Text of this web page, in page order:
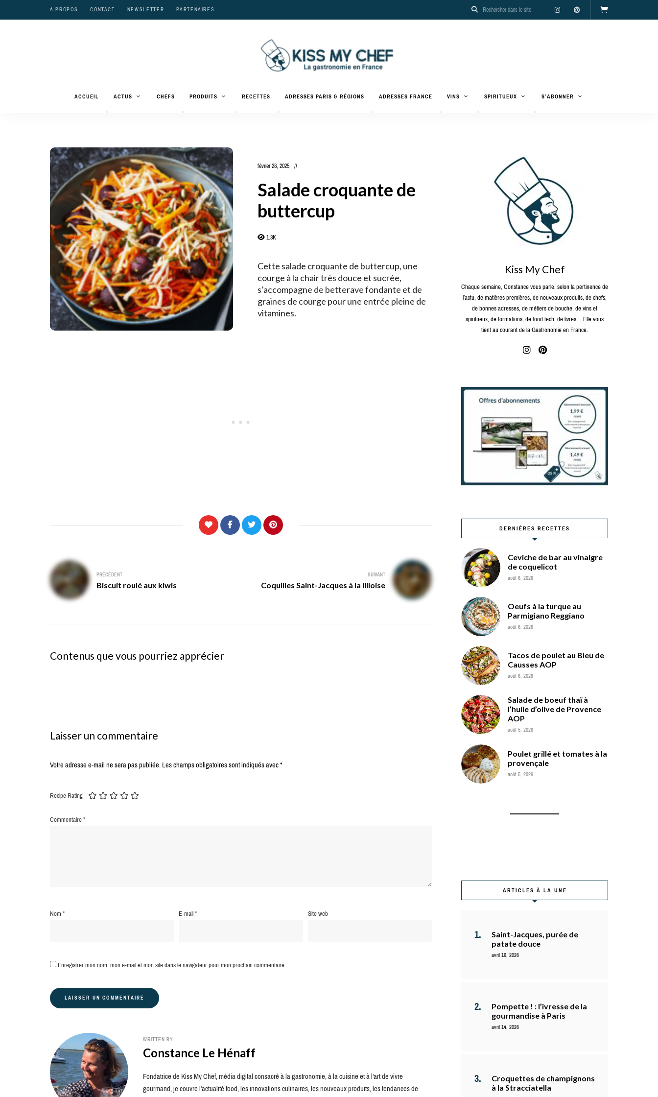
A PROPOS CONTACT NEWSLETTER PARTENAIRES
Kiss
Chef
gastronomiques
et
ACCUEIL ACTUS CHEFS PRODUITS RECETTES ADRESSES PARIS & RÉGIONS ADRESSES FRANCE VINS SPIRITUEUX S’ABONNER
février 28, 2025
Salade croquante de
buttercup
1.3K
Cette salade croquante de buttercup, une
courge à la chair très douce et sucrée,
s’accompagne de betterave fondante et de
graines de courge pour une entrée pleine de
vitamines.
Navigation
de
l’article
PRÉCÉDENT
Biscuit roulé aux kiwis
SUIVANT
Coquilles Saint-Jacques à la lilloise
Contenus que vous pourriez apprécier
Laisser un commentaire
Votre adresse e-mail ne sera pas publiée.Les champs obligatoires sont indiqués avec*
Recipe Rating
Commentaire*
Nom* E-mail* Site web
Enregistrer mon nom, mon e-mail et mon site dans le navigateur pour mon prochain commentaire.
WRITTEN BY
Constance Le Hénaff
Fondatrice de Kiss My Chef, média digital consacré à la gastronomie, à la cuisine et à l'art de vivre
gourmand, je couvre l'actualité food, les innovations culinaires, les nouveaux produits, les tendances de
Kiss My Chef
Chaque semaine, Constance vous parle, selon la pertinence de
l’actu, de matières premières, de nouveaux produits, de chefs,
de bonnes adresses, de métiers de bouche, de vins et
spiritueux, de formations, de food tech, de livres… Elle vous
tient au courant de la Gastronomie en France.
DERNIÈRES RECETTES
Ceviche de bar au vinaigre
de coquelicot
août 6, 2026
Oeufs à la turque au
Parmigiano Reggiano
août 6, 2026
Tacos de poulet au Bleu de
Causses AOP
août 6, 2026
Salade de boeuf thaï à
l’huile d’olive de Provence
AOP
août 5, 2026
Poulet grillé et tomates à la
provençale
août 5, 2026
ARTICLES À LA UNE
Saint-Jacques, purée de
patate douce
avril 16, 2026
Pompette ! : l’ivresse de la
gourmandise à Paris
avril 14, 2026
Croquettes de champignons
à la Stracciatella